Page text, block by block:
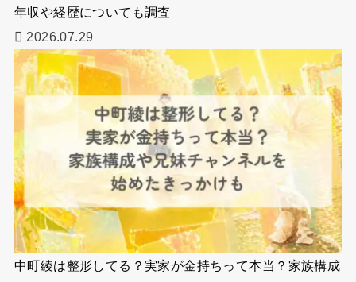
年収や経歴についても調査
2026.07.29
中町綾は整形してる？実家が金持ちって本当？家族構成